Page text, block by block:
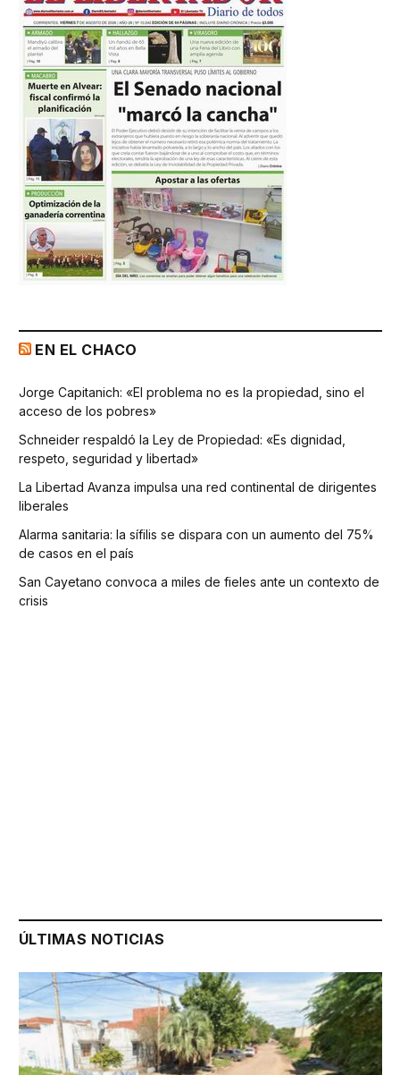
EN EL CHACO
Jorge Capitanich: «El problema no es la propiedad, sino el
acceso de los pobres»
Schneider respaldó la Ley de Propiedad: «Es dignidad,
respeto, seguridad y libertad»
La Libertad Avanza impulsa una red continental de dirigentes
liberales
Alarma sanitaria: la sífilis se dispara con un aumento del 75%
de casos en el país
San Cayetano convoca a miles de fieles ante un contexto de
crisis
ÚLTIMAS NOTICIAS